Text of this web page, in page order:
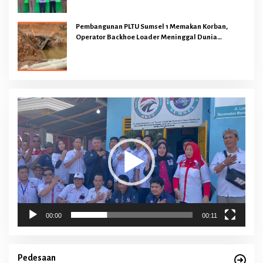
Pembangunan PLTU Sumsel 1 Memakan Korban,
Operator Backhoe Loader Meninggal Dunia
Pemutar
Video
00:00 00:11
Pedesaan